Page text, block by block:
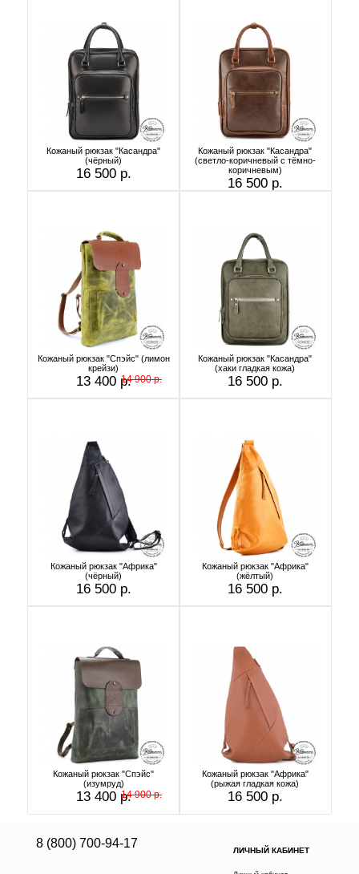
Кожаный рюкзак "Касандра"
(чёрный)
16 500 р.
Кожаный рюкзак "Касандра"
(светло-коричневый с тёмно-
коричневым)
16 500 р.
Кожаный рюкзак "Спэйс" (лимон
крейзи)
13 400 р.14 900 р.
Кожаный рюкзак "Касандра"
(хаки гладкая кожа)
16 500 р.
Кожаный рюкзак "Африка"
(чёрный)
16 500 р.
Кожаный рюкзак "Африка"
(жёлтый)
16 500 р.
Кожаный рюкзак "Спэйс"
(изумруд)
13 400 р.14 900 р.
Кожаный рюкзак "Африка"
(рыжая гладкая кожа)
16 500 р.
8 (800) 700-94-17
ЛИЧНЫЙ КАБИНЕТ